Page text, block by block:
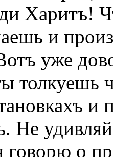
Харитъ!
и
уже
толкуешь
и
Не
говорю о